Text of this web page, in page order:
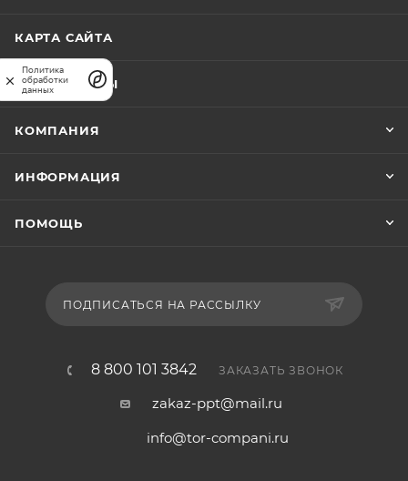
КАРТА САЙТА
ПРАЙС-ЛИСТЫ
КОМПАНИЯ
ИНФОРМАЦИЯ
ПОМОЩЬ
ПОДПИСАТЬСЯ НА РАССЫЛКУ
8 800 101 3842 ЗАКАЗАТЬ ЗВОНОК
zakaz-ppt@mail.ru
info@tor-compani.ru
Политика
обработки
данных